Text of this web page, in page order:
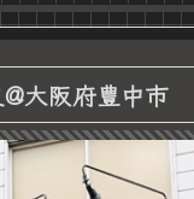
大阪府豊中市